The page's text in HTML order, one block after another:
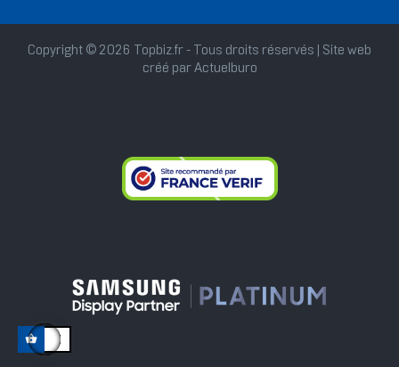
Copyright © 2026 Topbiz.fr - Tous droits réservés | Site web
créé par Actuelburo